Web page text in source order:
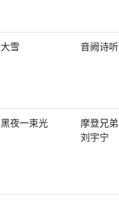
大雪 音阙诗听
黑夜一束光
摩登兄弟
刘宇宁